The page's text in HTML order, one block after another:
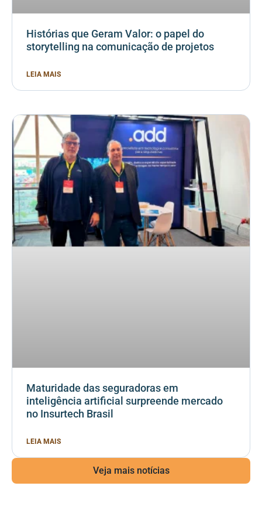
Histórias que Geram Valor: o papel do
storytelling na comunicação de projetos
LEIA MAIS
Maturidade das seguradoras em
inteligência artificial surpreende mercado
no Insurtech Brasil
LEIA MAIS
Veja mais notícias